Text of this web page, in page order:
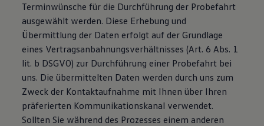
Terminwünsche für die Durchführung der Probefahrt
ausgewählt werden. Diese Erhebung und
Übermittlung der Daten erfolgt auf der Grundlage
eines Vertragsanbahnungsverhältnisses (Art. 6 Abs. 1
lit. b DSGVO) zur Durchführung einer Probefahrt bei
uns. Die übermittelten Daten werden durch uns zum
Zweck der Kontaktaufnahme mit Ihnen über Ihren
präferierten Kommunikationskanal verwendet.
Sollten Sie während des Prozesses einem anderen